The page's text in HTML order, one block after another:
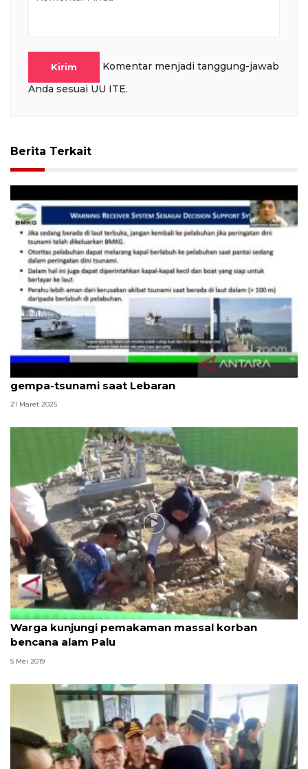
Kirim
Komentar menjadi tanggung-jawab
Anda sesuai UU ITE.
Berita Terkait
BMKG: Semua pihak serius tanggapi kerawanan
gempa-tsunami saat Lebaran
21 Maret 2025
Video
Warga kunjungi pemakaman massal korban
bencana alam Palu
5 Mei 2019